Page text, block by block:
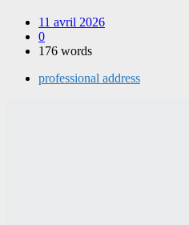
11 avril 2026
0
176 words
professional address